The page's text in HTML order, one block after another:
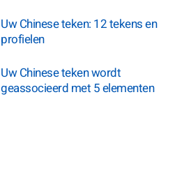
Uw Chinese teken: 12 tekens en
profielen
Uw Chinese teken wordt
geassocieerd met 5 elementen